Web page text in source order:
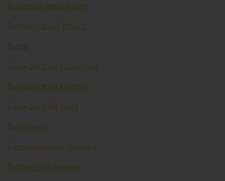
Базовая инфляция
Балансовый отчет
Банк
Банковская гарантия
Банковская группа
Банковский счет
Банкомат
Безналичные деньги
Биржевой рынок